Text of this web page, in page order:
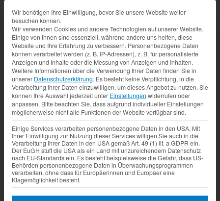
Datenschutz-Präferenz
Wir benötigen Ihre Einwilligung, bevor Sie unsere Website weiter
besuchen können.
Wir verwenden Cookies und andere Technologien auf unserer Website.
Einige von ihnen sind essenziell, während andere uns helfen, diese
Website und Ihre Erfahrung zu verbessern. Personenbezogene Daten
können verarbeitet werden (z. B. IP-Adressen), z. B. für personalisierte
Anzeigen und Inhalte oder die Messung von Anzeigen und Inhalten.
Weitere Informationen über die Verwendung Ihrer Daten finden Sie in
unserer Datenschutzerklärung. Es besteht keine Verpflichtung, in die
Verarbeitung Ihrer Daten einzuwilligen, um dieses Angebot zu nutzen. Sie
können Ihre Auswahl jederzeit unter Einstellungen widerrufen oder
anpassen. Bitte beachten Sie, dass aufgrund individueller Einstellungen
möglicherweise nicht alle Funktionen der Website verfügbar sind.
Einige Services verarbeiten personenbezogene Daten in den USA. Mit
Ihrer Einwilligung zur Nutzung dieser Services willigen Sie auch in die
Verarbeitung Ihrer Daten in den USA gemäß Art. 49 (1) lit. a GDPR ein.
Der EuGH stuft die USA als ein Land mit unzureichendem Datenschutz
nach EU-Standards ein. Es besteht beispielsweise die Gefahr, dass US-
Behörden personenbezogene Daten in Überwachungsprogrammen
verarbeiten, ohne dass für Europäerinnen und Europäer eine
Klagemöglichkeit besteht.